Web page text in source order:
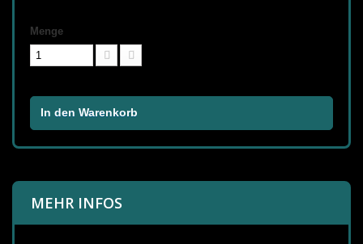
Menge
In den Warenkorb
MEHR INFOS